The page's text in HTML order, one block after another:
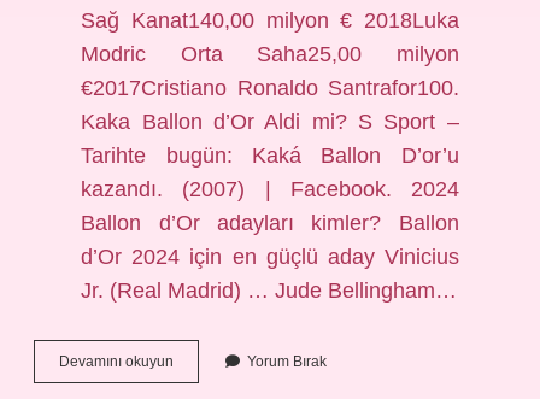
Sağ Kanat140,00 milyon € 2018Luka
Modric Orta Saha25,00 milyon
€2017Cristiano Ronaldo Santrafor100.
Kaka Ballon d’Or Aldi mi? S Sport –
Tarihte bugün: Kaká Ballon D’or’u
kazandı. (2007) | Facebook. 2024
Ballon d’Or adayları kimler? Ballon
d’Or 2024 için en güçlü aday Vinicius
Jr. (Real Madrid) … Jude Bellingham…
Devamını okuyun Ronaldo
Ballon
Yorum Bırak